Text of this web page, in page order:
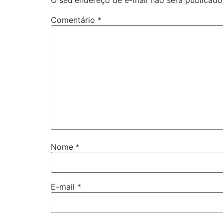
Comentário *
Nome *
E-mail *